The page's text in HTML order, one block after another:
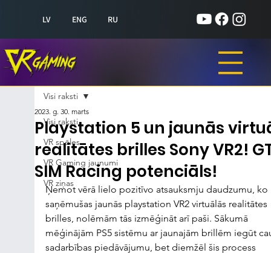
LV ENG RU
Visi raksti
VR spēles
VR Gaming jaunumi
VR ziņas
Visi raksti
Playstation 5 un jaunās
realitātes brilles Sony VR2!
SIM Racing potenciāls!
2023. g. 30. marts
Ņemot vērā lielo pozitīvo atsauksmju daudzumu,
saņēmušas jaunās playstation VR2 virtuālās realitātes
brilles, nolēmām tās izmēģināt arī paši. Sākumā
mēģinājām PS5 sistēmu ar jaunajām brillēm iegūt
sadarbības piedāvājumu, bet diemžēl šis process